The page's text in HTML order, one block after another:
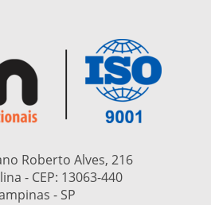
Roberto Alves, 216
- CEP: 13063-440
- SP